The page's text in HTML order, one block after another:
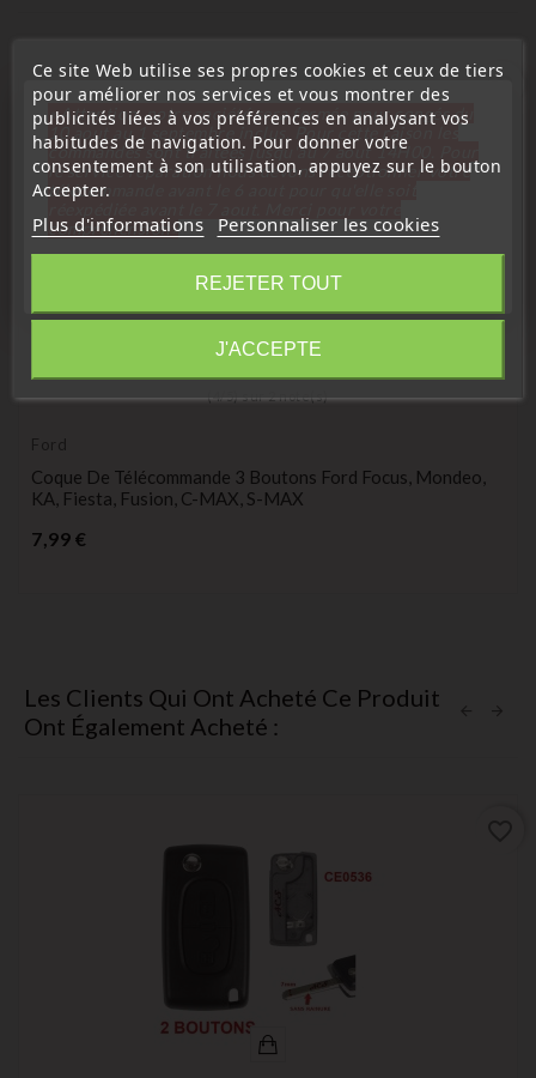
(4 /5) sur2note(s)
Ford
Coque De Télécommande 3 Boutons Ford Focus, Mondeo,
KA, Fiesta, Fusion, C-MAX, S-MAX
7,99 €
Les Clients Qui Ont Acheté Ce Produit
Ont Également Acheté :
Ce site Web utilise ses propres cookies et ceux de tiers
pour améliorer nos services et vous montrer des
publicités liées à vos préférences en analysant vos
habitudes de navigation. Pour donner votre
consentement à son utilisation, appuyez sur le bouton
Accepter.
Plus d'informations Personnaliser les cookies
REJETER TOUT
J'ACCEPTE
« Attention, notre société sera fermée pour congés du
10 aout au 1 septembre inclus. Pour cette raison les
commandes sont traitées jusqu'au 7 aout 14H00. Pour
le service réparation nous devons réceptionner votre
télécommande avant le 6 aout pour qu'elle soit
compréhension»
Fermer
Information